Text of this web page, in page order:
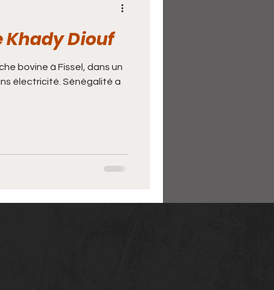
Khady Diouf
bovine à Fissel, dans un
électricité. Sénégalité a